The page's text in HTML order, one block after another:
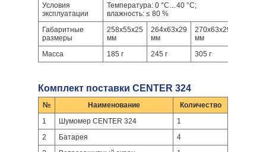
Условия
эксплуатации
Температура: 0 °C…40 °C;
влажность: ≤ 80 %
Габаритные
размеры
258х55х25
мм
264х63х29
мм
270х63х29
мм
Масса
185 г 245 г 305 г
Комплект поставки CENTER 324
№ Наименование
Количество
1
Шумомер CENTER 324
1
2
Батарея
4